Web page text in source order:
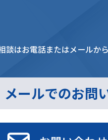
談はお電話またはメールか
メールでのお問